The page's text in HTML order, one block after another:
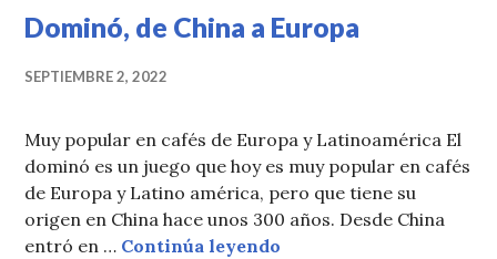
Dominó, de China a Europa
SEPTIEMBRE 2, 2022
Muy popular en cafés de Europa y Latinoamérica El
dominó es un juego que hoy es muy popular en cafés
de Europa y Latino américa, pero que tiene su
origen en China hace unos 300 años. Desde China
entró en … Continúa leyendo